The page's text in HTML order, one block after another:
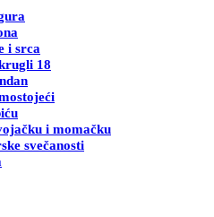
i srca
18
i momačku
svečanosti